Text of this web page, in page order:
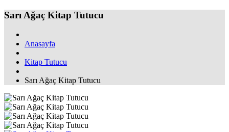
Sarı Ağaç Kitap Tutucu
Anasayfa
Kitap Tutucu
Sarı Ağaç Kitap Tutucu